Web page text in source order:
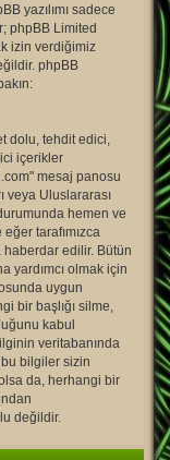
yazılımı sadece
phpBB Limited
izin verdiğimiz
phpBB
dolu, tehdit edici,
içerikler
mesaj panosu
veya Uluslararası
hemen ve
tarafımızca
haberdar edilir. Bütün
yardımcı olmak için
uygun
bir başlığı silme,
kabul
veritabanında
bilgiler sizin
da, herhangi bir
değildir.